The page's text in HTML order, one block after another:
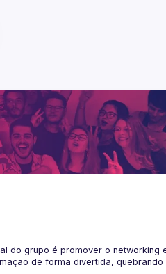
do grupo é promover o networking
de forma divertida, quebrando